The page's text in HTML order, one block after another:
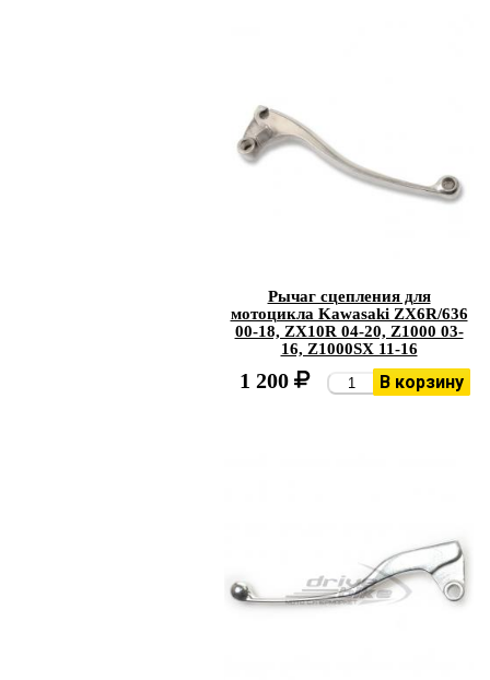
Рычаг сцепления для
мотоцикла Kawasaki ZX6R/636
00-18, ZX10R 04-20, Z1000 03-
16, Z1000SX 11-16
1 200 В корзину